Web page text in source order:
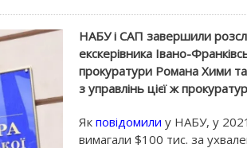
НАБУ і САП завершили
екскерівника Івано-
прокуратури Романа Хими
з управлінь цієї ж
Як повідомили у НАБУ, у
вимагали $100 тис. за